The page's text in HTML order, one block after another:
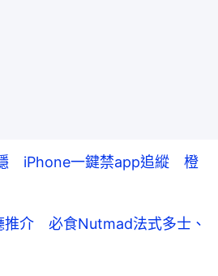
iPhone一鍵禁app追縱 橙
推介 必食Nutmad法式多士、